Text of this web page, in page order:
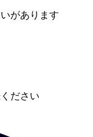
があります
ださい